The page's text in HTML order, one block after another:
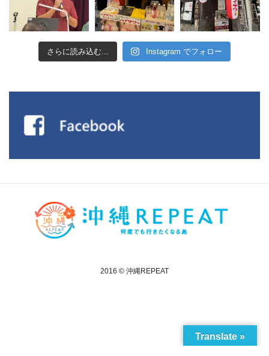
さらに読み込む... Instagram でフォロー
2016 © 沖縄REPEAT
Translate »